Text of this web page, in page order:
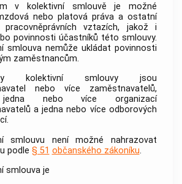
v kolektivní smlouvě je možné
nebo platová práva a ostatní
vztazích, jakož i
povinnosti účastníků této smlouvy.
smlouva nemůže ukládat povinnosti
zaměstnancům.
kolektivní smlouvy jsou
nebo více zaměstnavatelů,
nebo více organizací
a jedna nebo více odborových
smlouvu není možné nahrazovat
podle § 51 občanského zákoníku.
smlouva je